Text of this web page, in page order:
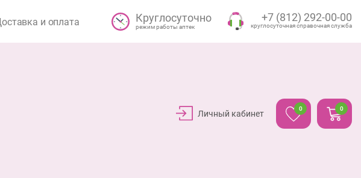
и оплата Круглосуточно
режим работы аптек
+7 (812) 292-00-00
круглосуточная справочная служба
Личный кабинет
0 0